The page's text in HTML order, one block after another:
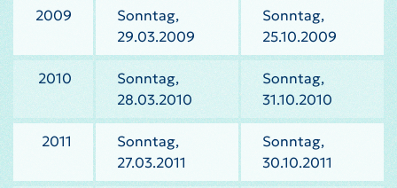
2009
Sonntag,
29.03.2009
Sonntag,
25.10.2009
2010
Sonntag,
28.03.2010
Sonntag,
31.10.2010
2011
Sonntag,
27.03.2011
Sonntag,
30.10.2011